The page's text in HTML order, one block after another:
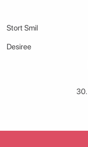
Stort Smil
Desiree